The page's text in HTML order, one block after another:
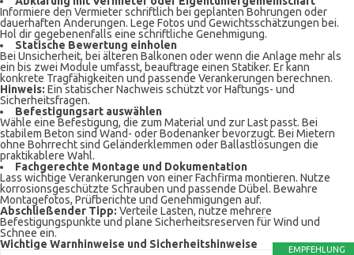
Informiere den Vermieter schriftlich bei geplanten Bohrungen oder
dauerhaften Änderungen. Lege Fotos und Gewichtsschätzungen bei.
Hol dir gegebenenfalls eine schriftliche Genehmigung.
Statische Bewertung einholen
Bei Unsicherheit, bei älteren Balkonen oder wenn die Anlage mehr als
ein bis zwei Module umfasst, beauftrage einen Statiker. Er kann
konkrete Tragfähigkeiten und passende Verankerungen berechnen.
Hinweis: Ein statischer Nachweis schützt vor Haftungs- und
Sicherheitsfragen.
Befestigungsart auswählen
Wähle eine Befestigung, die zum Material und zur Last passt. Bei
stabilem Beton sind Wand- oder Bodenanker bevorzugt. Bei Mietern
ohne Bohrrecht sind Geländerklemmen oder Ballastlösungen die
praktikablere Wahl.
Fachgerechte Montage und Dokumentation
Lass wichtige Verankerungen von einer Fachfirma montieren. Nutze
korrosionsgeschützte Schrauben und passende Dübel. Bewahre
Montagefotos, Prüfberichte und Genehmigungen auf.
Abschließender Tipp: Verteile Lasten, nutze mehrere
Befestigungspunkte und plane Sicherheitsreserven für Wind und
Schnee ein.
Wichtige Warnhinweise und Sicherheitshinweise
EMPFEHLUNG